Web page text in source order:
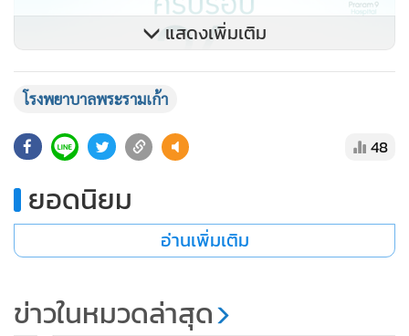
แสดงเพิ่มเติม
โรงพยาบาลพระรามเก้า
48
ยอดนิยม
อ่านเพิ่มเติม
ข่าวในหมวดล่าสุด